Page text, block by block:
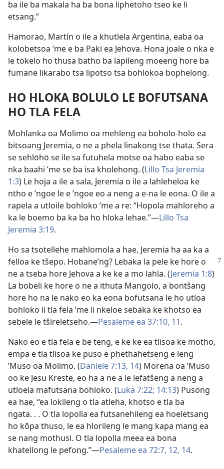
ba ile ba makala ha ba bona liphetoho tseo ke li
etsang.”
Hamorao, Martín o ile a khutlela Argentina, eaba oa
kolobetsoa ’me e ba Paki ea Jehova. Hona joale o nka e
le tokelo ho thusa batho ba lapileng moeeng hore ba
fumane likarabo tsa lipotso tsa bohlokoa bophelong.
HO HLOKA BOLULO LE BOFUTSANA
HO TLA FELA
Mohlanka oa Molimo oa mehleng ea boholo-holo ea
bitsoang Jeremia, o ne a phela linakong tse thata. Sera
se sehlōhō se ile sa futuhela motse oa habo eaba se
nka baahi ’me se ba isa kholehong. (Lillo Tsa Jeremia
1:3) Le hoja a ile a sala, Jeremia o ile a lahleheloa ke
ntho e ’ngoe le e ’ngoe eo a neng a e-na le eona. O ile a
rapela a utloile bohloko ’me a re: “Hopola mahloreho a
ka le boemo ba ka ba ho hloka lehae.”—Lillo Tsa
Jeremia 3:19.
Ho sa tsotellehe mahlomola a hae, Jeremia ha aa ka a
felloa ke tšepo. Hobane’ng? Lebaka la pele ke hore o
ne a tseba hore Jehova a ke ke a mo lahla. (Jeremia 1:8)
La bobeli ke hore o ne a ithuta Mangolo, a bontšang
hore ho na le nako eo ka eona bofutsana le ho utloa
bohloko li tla fela ’me li nkeloe sebaka ke khotso ea
sebele le tšireletseho.—Pesaleme ea 37:10, 11.
Nako eo e tla fela e be teng, e ke ke ea tlisoa ke motho,
empa e tla tlisoa ke puso e phethahetseng e leng
’Muso oa Molimo. (Daniele 7:13, 14) Morena oa ’Muso
oo ke Jesu Kreste, eo ha a ne a le lefatšeng a neng a
utloela mafutsana bohloko. (Luka 7:22; 14:13) Pusong
ea hae, “ea lokileng o tla atleha, khotso e tla ba
ngata. . . O tla lopolla ea futsanehileng ea hoeletsang
ho kōpa thuso, le ea hlorileng le mang kapa mang ea
se nang mothusi. O tla lopolla meea ea bona
khatellong le pefong.”—Pesaleme ea 72:7, 12, 14.